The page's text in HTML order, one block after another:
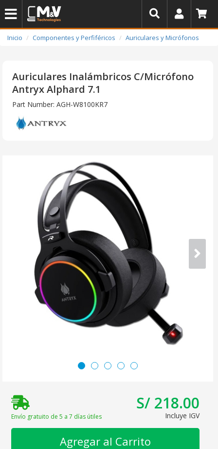
Inicio Componentes y Perfiféricos Auriculares y Micrófonos
Auriculares Inalámbricos C/Micrófono
Antryx Alphard 7.1
Part Number: AGH-W8100KR7
Envío gratuito de 5 a 7 días útiles
S/ 218.00
Incluye IGV
Agregar al Carrito